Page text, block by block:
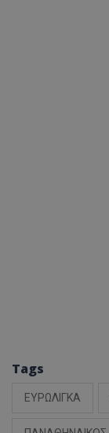
Tags
ΕΥΡΩΛΙΓΚΑ